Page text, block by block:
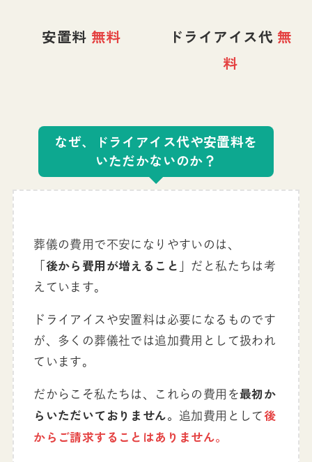
安置料 無料 ドライアイス代無
料
なぜ、ドライアイス代や安置料を
いただかないのか？
葬儀の費用で不安になりやすいのは、
後から費用が増えること
」だと私たちは考
えています。
ドライアイスや安置料は必要になるものです
が、多くの葬儀社では追加費用として扱われ
ています。
だからこそ私たちは、これらの費用を最初か
らいただいておりません。
追加費用として後
からご請求することはありません。